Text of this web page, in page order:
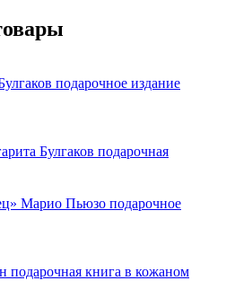
подарочное издание
Булгаков подарочная
Марио Пьюзо подарочное
подарочная книга в кожаном